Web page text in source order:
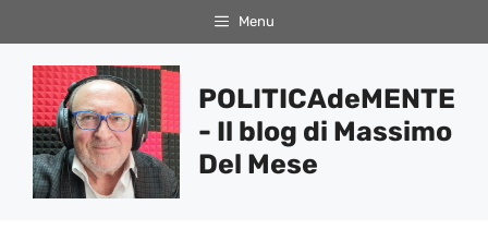
al
contenuto
Menu
POLITICAdeMENTE
- Il blog di Massimo
Del Mese